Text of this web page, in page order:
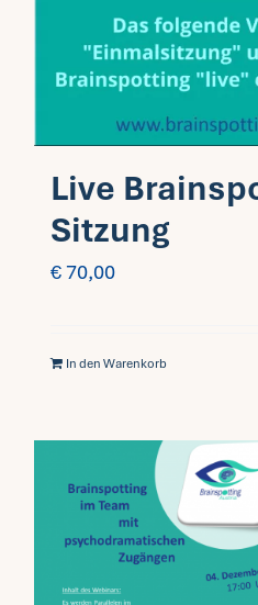
Fragen FAQ
Mein Account
Live
Sitzung
€70,00
In den Warenkorb